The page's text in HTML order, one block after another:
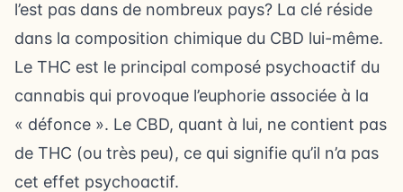
l’est pas dans de nombreux pays? La clé réside
dans la composition chimique du CBD lui-même.
Le THC est le principal composé psychoactif du
cannabis qui provoque l’euphorie associée à la
« défonce ». Le CBD, quant à lui, ne contient pas
de THC (ou très peu), ce qui signifie qu’il n’a pas
cet effet psychoactif.